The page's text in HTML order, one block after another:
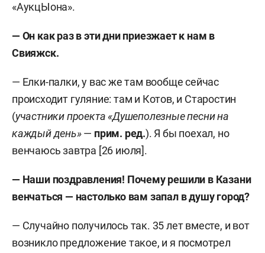
«АукцЫона».
— Он как раз в эти дни приезжает к нам в
Свияжск.
— Елки-палки, у вас же там вообще сейчас
происходит гуляние: там и Котов, и Старостин
(участники проекта «Душеполезные песни на
каждый день»— прим. ред.). Я бы поехал, но
венчаюсь завтра [26 июля].
— Наши поздравления! Почему решили в Казани
венчаться — настолько вам запал в душу город?
— Случайно получилось так. 35 лет вместе, и вот
возникло предложение такое, и я посмотрел